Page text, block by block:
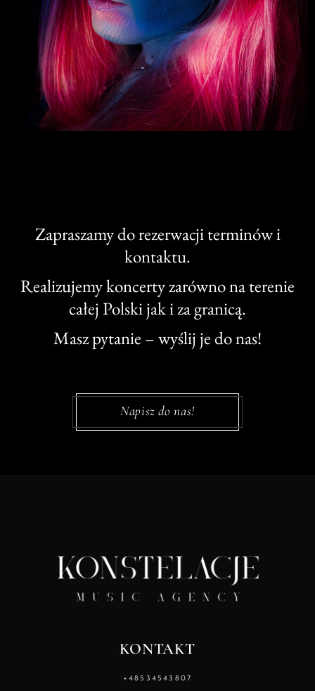
Zapraszamy do rezerwacji terminów i
kontaktu.
Realizujemy koncerty zarówno na terenie
całej Polski jak i za granicą.
Masz pytanie – wyślij je do nas!
Napisz do nas!
KONTAKT
+48534543807